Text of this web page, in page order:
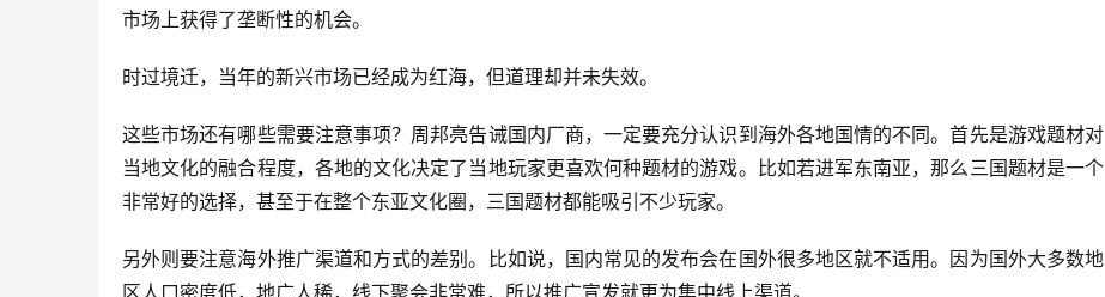
市场上获得了垄断性的机会。
时过境迁，当年的新兴市场已经成为红海，但道理却并未失效。
这些市场还有哪些需要注意事项？周邦亮告诫国内厂商，一定要充分认识到海外各地国情的不同。首先是游戏题材对
当地文化的融合程度，各地的文化决定了当地玩家更喜欢何种题材的游戏。比如若进军东南亚，那么三国题材是一个
非常好的选择，甚至于在整个东亚文化圈，三国题材都能吸引不少玩家。
另外则要注意海外推广渠道和方式的差别。比如说，国内常见的发布会在国外很多地区就不适用。因为国外大多数地